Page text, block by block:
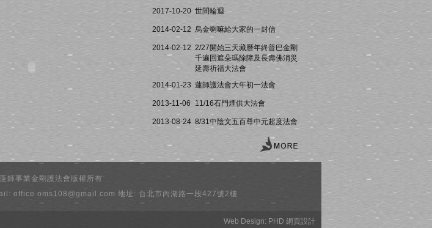
2017-10-20 世間輪迴
2014-02-12 烏金喇嘛給大家的一封信
2014-02-12
2/27開始三天藏曆年終普巴金剛
千遍回遮朵瑪除障及長壽佛消災
延壽祈福大法會
2014-01-23 蓮師護法會大年初一法會
2013-11-06 11/16石門煙供大法會
2013-08-24 8/31中陰文五百尊中元超度法會
師事業金剛護法會版權所有
office.oms108@gmail.com 地址: 台北市內湖路一段427號2樓
Web Design: PHD 網頁設計